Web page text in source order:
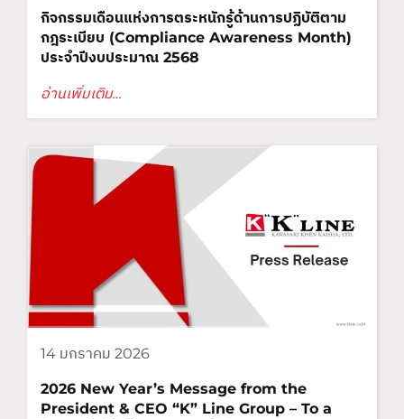
กิจกรรมเดือนแห่งการตระหนักรู้ด้านการปฏิบัติตาม
กฎระเบียบ (Compliance Awareness Month)
ประจำปีงบประมาณ 2568
อ่านเพิ่มเติม…
14 มกราคม 2026
2026 New Year’s Message from the
President & CEO “K” Line Group – To a